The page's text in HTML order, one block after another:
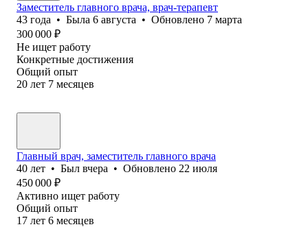
Заместитель главного врача, врач-терапевт
43 года • Была 6 августа • Обновлено 7 марта
300 000 ₽
Не ищет работу
Конкретные достижения
Общий опыт
20 лет 7 месяцев
Главный врач, заместитель главного врача
40 лет • Был вчера • Обновлено 22 июля
450 000 ₽
Активно ищет работу
Общий опыт
17 лет 6 месяцев